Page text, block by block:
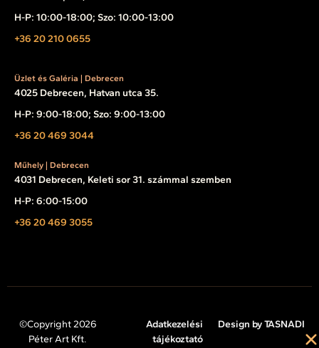
H-P: 10:00-18:00; Szo: 10:00-13:00
+36 20 210 0655
Üzlet és Galéria | Debrecen
4025 Debrecen, Hatvan utca 35.
H-P: 9:00-18:00; Szo: 9:00-13:00
+36 20 469 3044
Műhely | Debrecen
4031 Debrecen, Keleti sor 31. számmal szemben
H-P: 6:00-15:00
+36 20 469 3055
©Copyright 2026
Péter Art Kft.
Adatkezelési
tájékoztató
Design by TASNADI